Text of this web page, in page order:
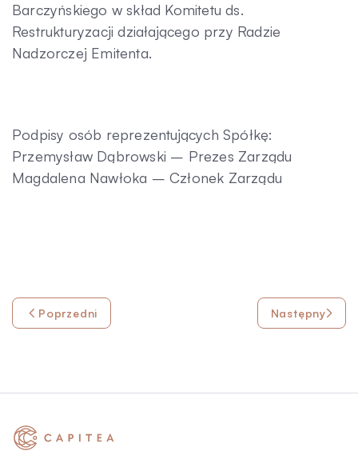
Barczyńskiego w skład Komitetu ds.
Restrukturyzacji działającego przy Radzie
Nadzorczej Emitenta.
Podpisy osób reprezentujących Spółkę:
Przemysław Dąbrowski – Prezes Zarządu
Magdalena Nawłoka – Członek Zarządu
Poprzedni Następny